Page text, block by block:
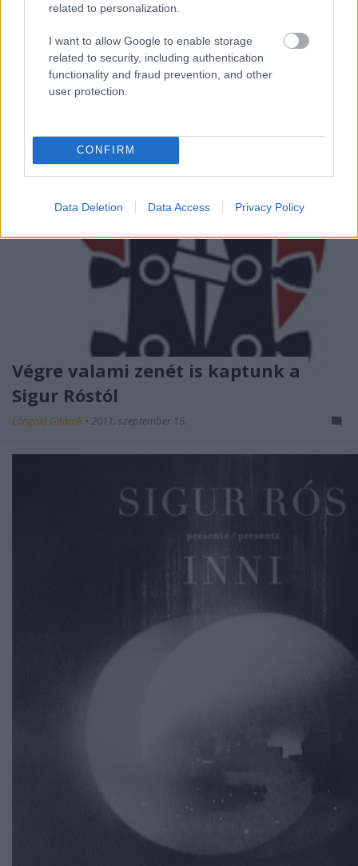
related to personalization.
I want to allow Google to enable storage
related to security, including authentication
functionality and fraud prevention, and other
user protection.
CONFIRM
Data Deletion Data Access Privacy Policy
Végre valami zenét is kaptunk a
Sigur Róstól
Lángoló Gitárok • 2011. szeptember 16.